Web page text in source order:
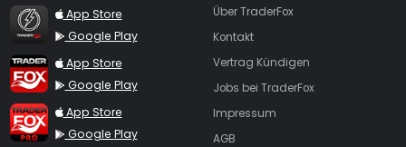
TraderFox Flash
App Store
Google Play
TraderFox App
App Store
Google Play
TraderFox Pro
App Store
Google Play
Über TraderFox
Kontakt
Vertrag Kündigen
Jobs bei TraderFox
Impressum
AGB